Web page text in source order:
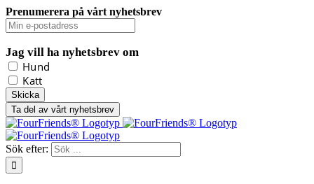
Prenumerera på vårt nyhetsbrev
Jag vill ha nyhetsbrev om
Hund
Katt
Ta del av vårt nyhetsbrev
Sök efter: